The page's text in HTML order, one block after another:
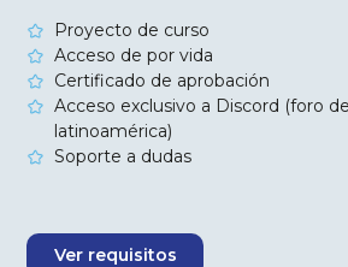
Proyecto de curso
Acceso de por vida
Certificado de aprobación
Acceso exclusivo a Discord (foro
latinoamérica)
Soporte a dudas
Ver requisitos